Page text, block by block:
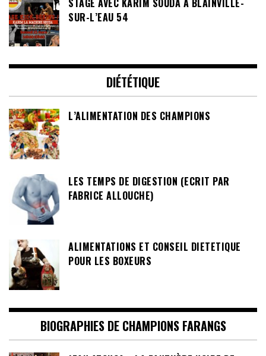
STAGE AVEC KARIM SOUDA À BLAINVILLE-
SUR-L’EAU 54
DIÉTÉTIQUE
L’ALIMENTATION DES CHAMPIONS
LES TEMPS DE DIGESTION (ECRIT PAR
FABRICE ALLOUCHE)
ALIMENTATIONS ET CONSEIL DIETETIQUE
POUR LES BOXEURS
BIOGRAPHIES DE CHAMPIONS FARANGS